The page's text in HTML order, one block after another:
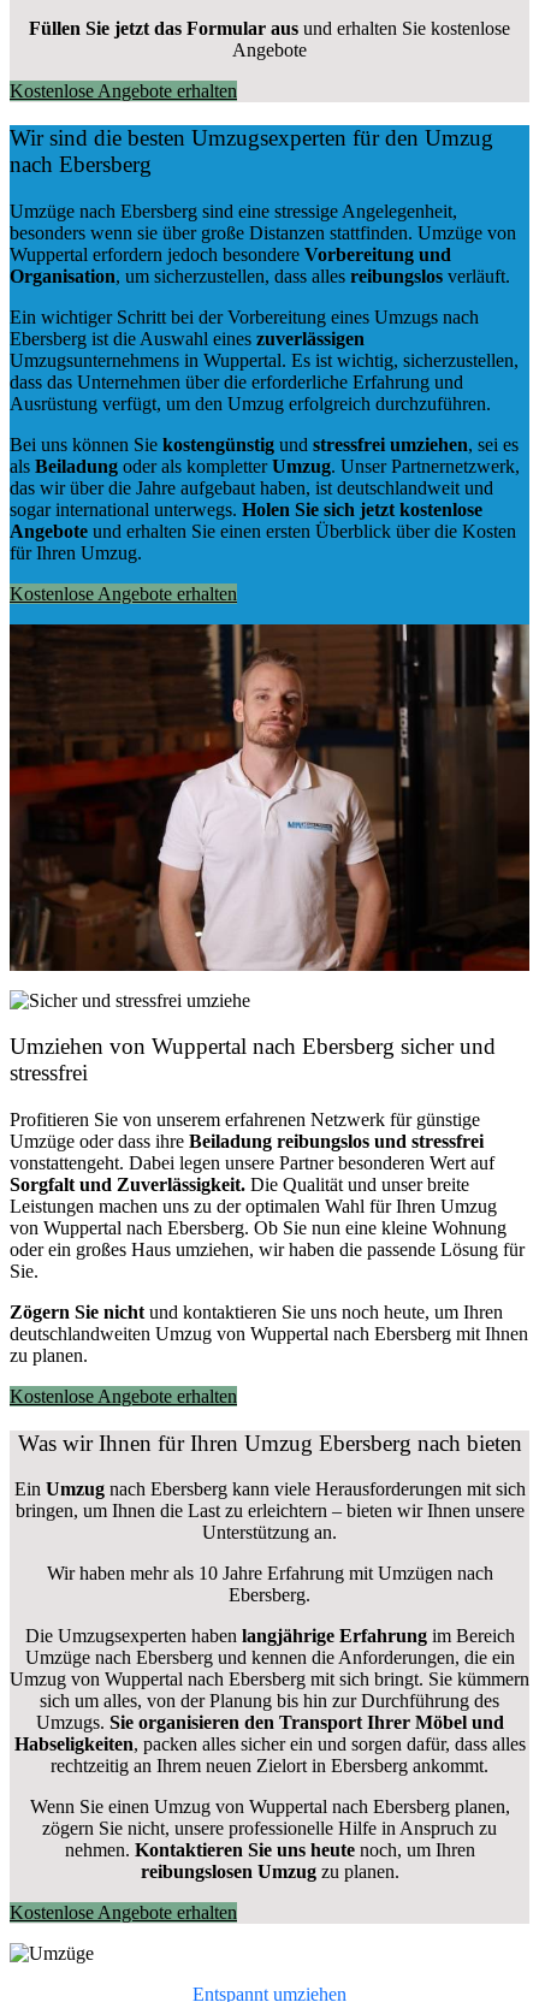
Füllen Sie jetzt das Formular aus und erhalten Sie kostenlose
Angebote
Kostenlose Angebote erhalten
Wir sind die besten Umzugsexperten für den Umzug
nach Ebersberg
Umzüge nach Ebersberg sind eine stressige Angelegenheit,
besonders wenn sie über große Distanzen stattfinden. Umzüge von
Wuppertal erfordern jedoch besondere Vorbereitung und
Organisation, um sicherzustellen, dass alles reibungslos verläuft.
Ein wichtiger Schritt bei der Vorbereitung eines Umzugs nach
Ebersberg ist die Auswahl eines zuverlässigen
Umzugsunternehmens in Wuppertal. Es ist wichtig, sicherzustellen,
dass das Unternehmen über die erforderliche Erfahrung und
Ausrüstung verfügt, um den Umzug erfolgreich durchzuführen.
Bei uns können Sie kostengünstig und stressfrei umziehen, sei es
als Beiladung oder als kompletterUmzug. Unser Partnernetzwerk,
das wir über die Jahre aufgebaut haben, ist deutschlandweit und
sogar international unterwegs. Holen Sie sich jetzt kostenlose
Angebote und erhalten Sie einen ersten Überblick über die Kosten
für Ihren Umzug.
Kostenlose Angebote erhalten
Umziehen von Wuppertal nach Ebersberg sicher und
stressfrei
Profitieren Sie von unserem erfahrenen Netzwerk für günstige
Umzüge oder dass ihre Beiladung reibungslos und stressfrei
vonstattengeht. Dabei legen unsere Partner besonderen Wert auf
Sorgfalt und Zuverlässigkeit. Die Qualität und unser breite
Leistungen machen uns zu der optimalen Wahl für Ihren Umzug
von Wuppertal nach Ebersberg. Ob Sie nun eine kleine Wohnung
oder ein großes Haus umziehen, wir haben die passende Lösung für
Sie.
Zögern Sie nicht und kontaktieren Sie uns noch heute, um Ihren
deutschlandweiten Umzug von Wuppertal nach Ebersberg mit Ihnen
zu planen.
Kostenlose Angebote erhalten
Was wir Ihnen für Ihren Umzug Ebersberg nach bieten
Ein Umzugnach Ebersberg kann viele Herausforderungen mit sich
bringen, um Ihnen die Last zu erleichtern – bieten wir Ihnen unsere
Unterstützung an.
Wir haben mehr als 10 Jahre Erfahrung mit Umzügen nach
Ebersberg.
Die Umzugsexperten haben langjährige Erfahrungim Bereich
Umzüge nach Ebersberg und kennen die Anforderungen, die ein
Umzug von Wuppertal nach Ebersberg mit sich bringt. Sie kümmern
sich um alles, von der Planung bis hin zur Durchführung des
Umzugs. Sie organisieren den Transport Ihrer Möbel und
Habseligkeiten, packen alles sicher ein und sorgen dafür, dass alles
rechtzeitig an Ihrem neuen Zielort in Ebersberg ankommt.
Wenn Sie einen Umzug von Wuppertal nach Ebersberg planen,
zögern Sie nicht, unsere professionelle Hilfe in Anspruch zu
nehmen. Kontaktieren Sie uns heutenoch, um Ihren
reibungslosen Umzugzu planen.
Kostenlose Angebote erhalten
Entspannt umziehen